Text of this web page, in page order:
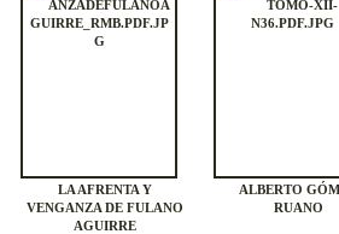
LA AFRENTA Y
VENGANZA DE FULANO
AGUIRRE
ALBERTO
RUANO